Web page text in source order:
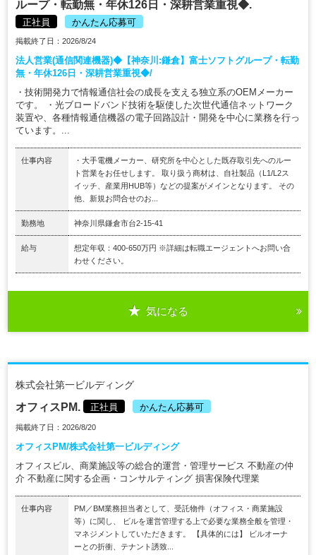
ループ・転勤無・年休126日・深耕営業重視◆.
正社員 かんたん応募可
掲載終了日：2026/8/24
法人営業(通信関連機器)◆【神奈川:鎌倉】富士ソフトグループ・転勤
無・年休126日・深耕営業重視◆/
・技術開発力で情報通信社会の成長を支える独立系のOEMメーカー
です。 ・光ブロードバンド技術を駆使した次世代通信ネットワーク
装置や、各種情報通信機器の電子回路設計・開発を中心に業務を行っ
ています。...
仕事内容
・大手電機メーカー、研究所を中心とした既存取引先へのルー
ト営業をお任せします。 取り扱う商材は、自社製品（L1/L2ス
イッチ、産業用HUB等）などの提案がメインとなります。 その
他、新規お問合せのお...
勤務地 神奈川県鎌倉市台2-15-41
給与
想定年収：400-650万円 ※詳細は転職エージェントへお問い合
わせください。
気になる
株式会社第一ビルディング
オフィスPM. 正社員 かんたん応募可
掲載終了日：2026/8/20
オフィスPM/株式会社第一ビルディング
オフィスビル、商業施設等の総合的運営・管理サービス 不動産の仲
介 不動産に関する企画・コンサルティング 損害保険代理業
仕事内容
PM／BM業務担当者として、受託物件（オフィス・商業施設
等）に関し、 ビルを運営管理する上で必要な業務全般を管理・
マネジメントしていただきます。 【具体的には】 ビルオーナ
ーとの折衝、テナント誘致...